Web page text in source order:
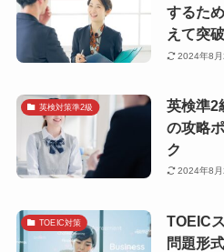
するた
えて突
2024年8月
英検対策準2級
英検準2
の攻略
ク
2024年8月
TOEIC対策
TOEIC
問題形